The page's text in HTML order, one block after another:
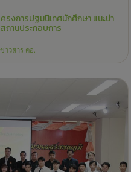
รงการปฐมนิเทศนักศึกษา แนะนำ
ถานประกอบการ
ข่าวสาร คอ.